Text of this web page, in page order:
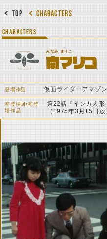
CHARACTERS
TOP
CHARACTERS
みなみ まりこ
南マリコ
登場作品 仮面ライダーアマゾン
初登場回/初登
場作品
第22話『インカ人形
（1975年3月15日放